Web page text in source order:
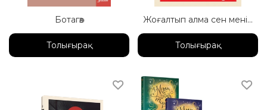
Ботагөз
Толығырақ
Жоғалтып алма сен мені...
Толығырақ